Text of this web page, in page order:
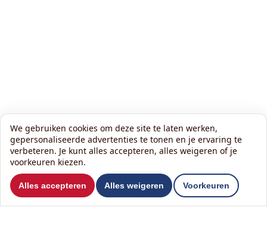
Wil je ons volgen?
Lees onze nieuwsbrief:
We gebruiken cookies om deze site te laten werken,
gepersonaliseerde advertenties te tonen en je ervaring te
verbeteren. Je kunt alles accepteren, alles weigeren of je
voorkeuren kiezen.
Alles accepteren Alles weigeren Voorkeuren